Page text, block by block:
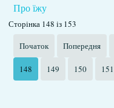
Про їжу
Сторінка 148 із 153
Початок
Попередня
148 149 150 151